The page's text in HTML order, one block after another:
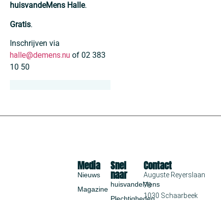
huisvandeMens Halle.
Gratis.
Inschrijven via
halle@demens.nu of 02 383
10 50
Snel
naar
huisvandeMens
Media
Nieuws
Magazine
Contact
Auguste Reyerslaan
70
1030 Schaarbeek